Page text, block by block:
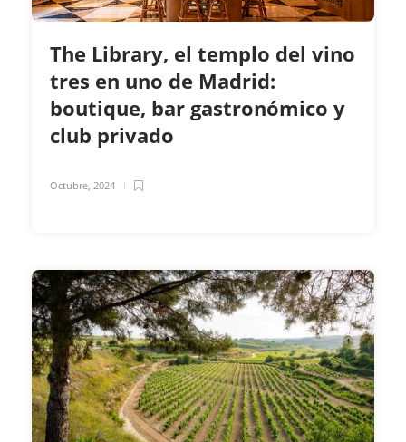
The Library, el templo del vino
tres en uno de Madrid:
boutique, bar gastronómico y
club privado
Octubre, 2024